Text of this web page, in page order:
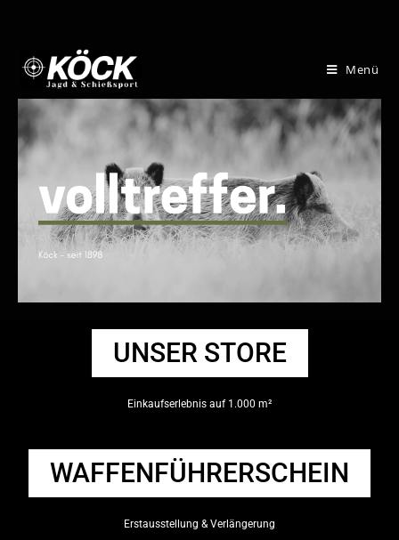
Menü
UNSER STORE
Einkaufserlebnis auf 1.000 m²
WAFFENFÜHRERSCHEIN
Erstausstellung & Verlängerung